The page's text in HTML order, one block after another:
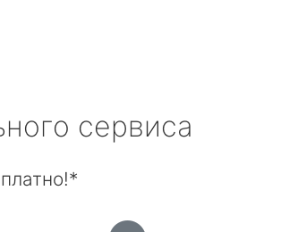
сервиса